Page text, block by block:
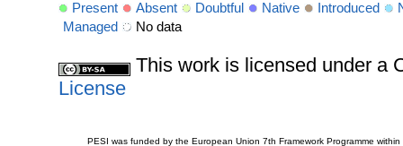
Present Absent Doubtful Native Introduced
Managed
No data
This work is licensed under a
License
PESI was funded by the European Union 7th Framework Programme